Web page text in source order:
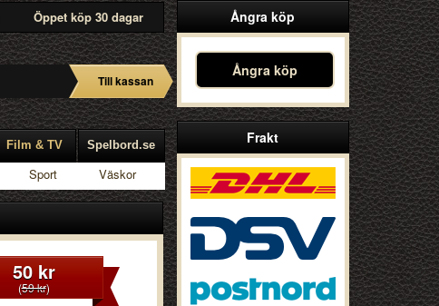
Öppet köp 30 dagar
Till kassan
Film & TV Spelbord.se
Sport Väskor
Ångra köp
Ångra köp
Frakt
50 kr
(59 kr)